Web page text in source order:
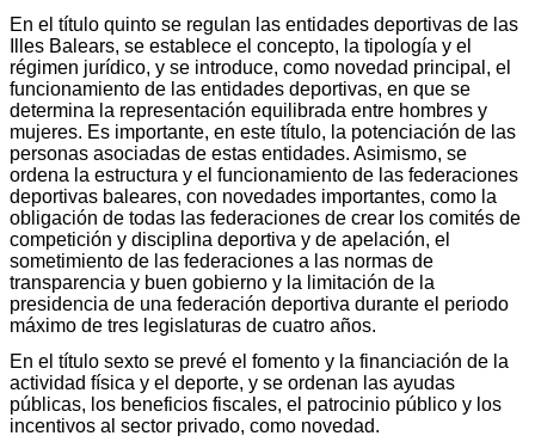
En el título quinto se regulan las entidades deportivas de las
Illes Balears, se establece el concepto, la tipología y el
régimen jurídico, y se introduce, como novedad principal, el
funcionamiento de las entidades deportivas, en que se
determina la representación equilibrada entre hombres y
mujeres. Es importante, en este título, la potenciación de las
personas asociadas de estas entidades. Asimismo, se
ordena la estructura y el funcionamiento de las federaciones
deportivas baleares, con novedades importantes, como la
obligación de todas las federaciones de crear los comités de
competición y disciplina deportiva y de apelación, el
sometimiento de las federaciones a las normas de
transparencia y buen gobierno y la limitación de la
presidencia de una federación deportiva durante el periodo
máximo de tres legislaturas de cuatro años.
En el título sexto se prevé el fomento y la financiación de la
actividad física y el deporte, y se ordenan las ayudas
públicas, los beneficios fiscales, el patrocinio público y los
incentivos al sector privado, como novedad.